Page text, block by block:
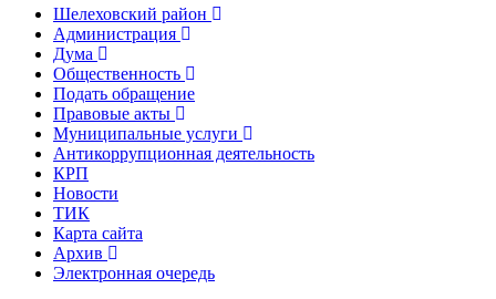
Шелеховский район
Администрация
Дума
Общественность
Подать обращение
Правовые акты
Муниципальные услуги
Антикоррупционная деятельность
КРП
Новости
ТИК
Карта сайта
Архив
Электронная очередь